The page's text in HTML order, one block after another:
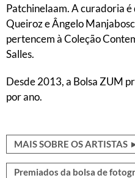
Patchinelaam. A curadoria
Queiroz e Ângelo
pertencem à Coleção
Salles.
Desde 2013, a Bolsa ZUM
por ano.
MAIS SOBRE OS ARTISTAS
Premiados da bolsa de